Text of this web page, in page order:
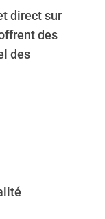
direct sur
des
des